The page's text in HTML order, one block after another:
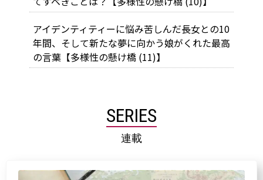
アイデンティティーに悩み苦しんだ長女との10
年間、そして新たな夢に向かう娘がくれた最高
の言葉【多様性の懸け橋 (11)】
SERIES
連載